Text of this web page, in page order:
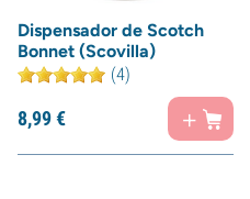
Dispensador de Scotch
Bonnet (Scovilla)
(4)
8,99€